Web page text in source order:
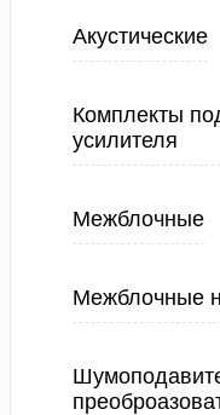
Акустические
Комплекты
усилителя
Межблочные
Межблочные